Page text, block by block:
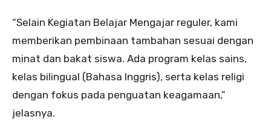
“Selain Kegiatan Belajar Mengajar reguler, kami
memberikan pembinaan tambahan sesuai dengan
minat dan bakat siswa. Ada program kelas sains,
kelas bilingual (Bahasa Inggris), serta kelas religi
dengan fokus pada penguatan keagamaan,”
jelasnya.